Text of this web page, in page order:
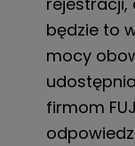
będzie to
mocy
firmom